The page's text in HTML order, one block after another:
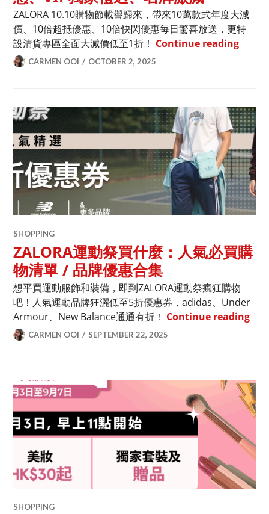
ZALORA 10.10購物節載譽歸來，帶來10萬款式年度大減
價、10倍超抵優惠、10倍快閃優惠每日驚喜放送，更特
設清貨專區全面大減價低至1折！ Continue reading10.10
CARMEN OOI OCTOBER 2, 2025
SHOPPING
ZALORA運動祭買什麼：人氣必買購
物清單 / 品牌優惠合集
想平買運動服飾和裝備，即到ZALORA運動祭瘋狂購物
吧！人氣運動品牌狂灑低至5折優惠券，adidas、Under
Armour、New Balance通通有折！ Continue reading
CARMEN OOI SEPTEMBER 22, 2025
SHOPPING